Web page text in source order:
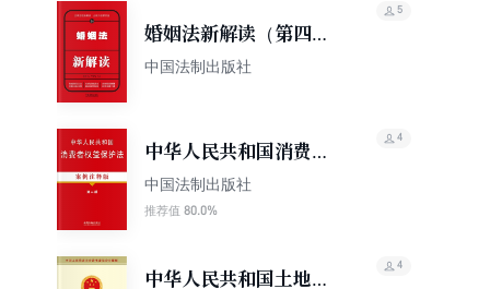
婚姻法新解读（第四
版）
中国法制出版社
5
中华人民共和国消费者
权益保护法（案例注释
版）（第二版）
中国法制出版社
推荐值 80.0%
4
中华人民共和国土地管
4